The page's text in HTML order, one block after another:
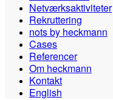
Netværksaktiviteter
Rekruttering
nots by heckmann
Cases
Referencer
Om heckmann
Kontakt
English